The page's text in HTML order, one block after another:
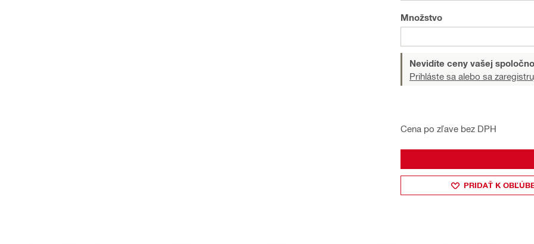
Množstvo
Nevidíte ceny vašej
Prihláste sa alebo sa
Cena po zľave bez DPH
PRIDAŤ K